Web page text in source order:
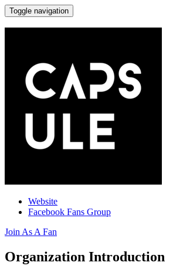
Toggle navigation
Website
Facebook Fans Group
Join As A Fan
Organization Introduction